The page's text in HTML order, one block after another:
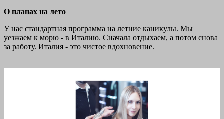
О планах на лето
У нас стандартная программа на летние каникулы. Мы
уезжаем к морю - в Италию. Сначала отдыхаем, а потом снова
за работу. Италия - это чистое вдохновение.